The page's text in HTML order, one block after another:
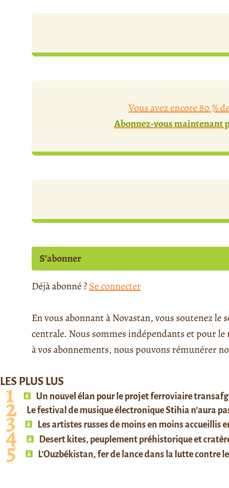
Vous avez encore 80 %
Abonnez-vous maintenant
S’abonner
Déjà abonné ?Se connecter
En vous abonnant à Novastan, vous soutenez le
centrale. Nous sommes indépendants et pour le
à vos abonnements, nous pouvons rémunérer
LES PLUS LUS
Un nouvel élan pour le projet ferroviaire
Le festival de musique électronique Stihia n’aura
Les artistes russes de moins en moins accueillis
Desert kites, peuplement préhistorique et
L’Ouzbékistan, fer de lance dans la lutte contre